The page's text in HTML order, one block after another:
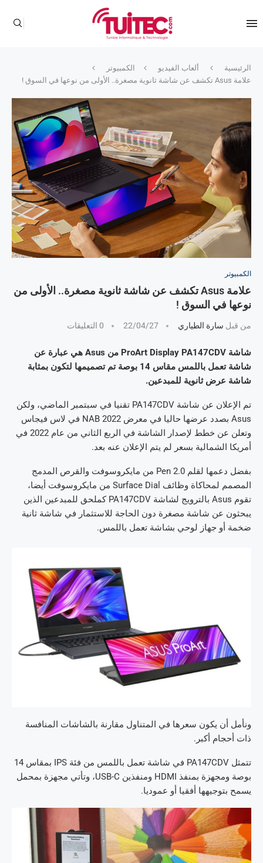
الرئيسية ألعاب الفيديو
الكمبيوتر
علامة Asus تكشف عن شاشة ثانوية مصغرة.. الأولى من نوعها في السوق !
الكمبيوتر
علامة Asus تكشف عن شاشة ثانوية مصغرة.. الأولى من
نوعها في السوق !
من قبل سارة الطياري 22/04/27 0 التعليقات
شاشة ProArt Display PA147CDV من Asus هي عبارة عن
شاشة تعمل باللمس مقاس 14 بوصة تم تصميمها لتكون بمثابة
شاشة عرض ثانوية للمبدعين.
تم الإعلان عن شاشة PA147CDV تقنيا في سبتمبر الماضي، ولكن
Asus بصدد عرضها حاليا في معرض NAB 2022 في لاس فيجاس
وتعلن عن خطط لإصدار الشاشة في الربع الثاني من عام 2022 في
أمريكا الشمالية بسعر لم يتم الإعلان عنه بعد.
بفضل دعمها لقلم Pen 2.0 من مايكروسوفت والقرص المدمج
المصمم لمحاكاة وظائف Surface Dial من مايكروسوفت أيضا،
تقوم Asus بالترويج لشاشة PA147CDV كملحق للمبدعين الذين
يبحثون عن شاشة مصغرة دون الحاجة للاستثمار في شاشة ثانية
ضخمة أو جهاز لوحي بشاشة تعمل باللمس.
ونأمل أن يكون سعرها في المتناول مقارنة بالشاشات المنافسة
ذات أحجام أكبر.
تتمثل PA147CDV في شاشة تعمل باللمس من فئة IPS بمقاس 14
بوصة ومجهزة بمنفذ HDMI ومنفذين USB-C، وتأتي مجهزة بمحمل
يسمح بتوجيهها أفقيا أو عموديا.